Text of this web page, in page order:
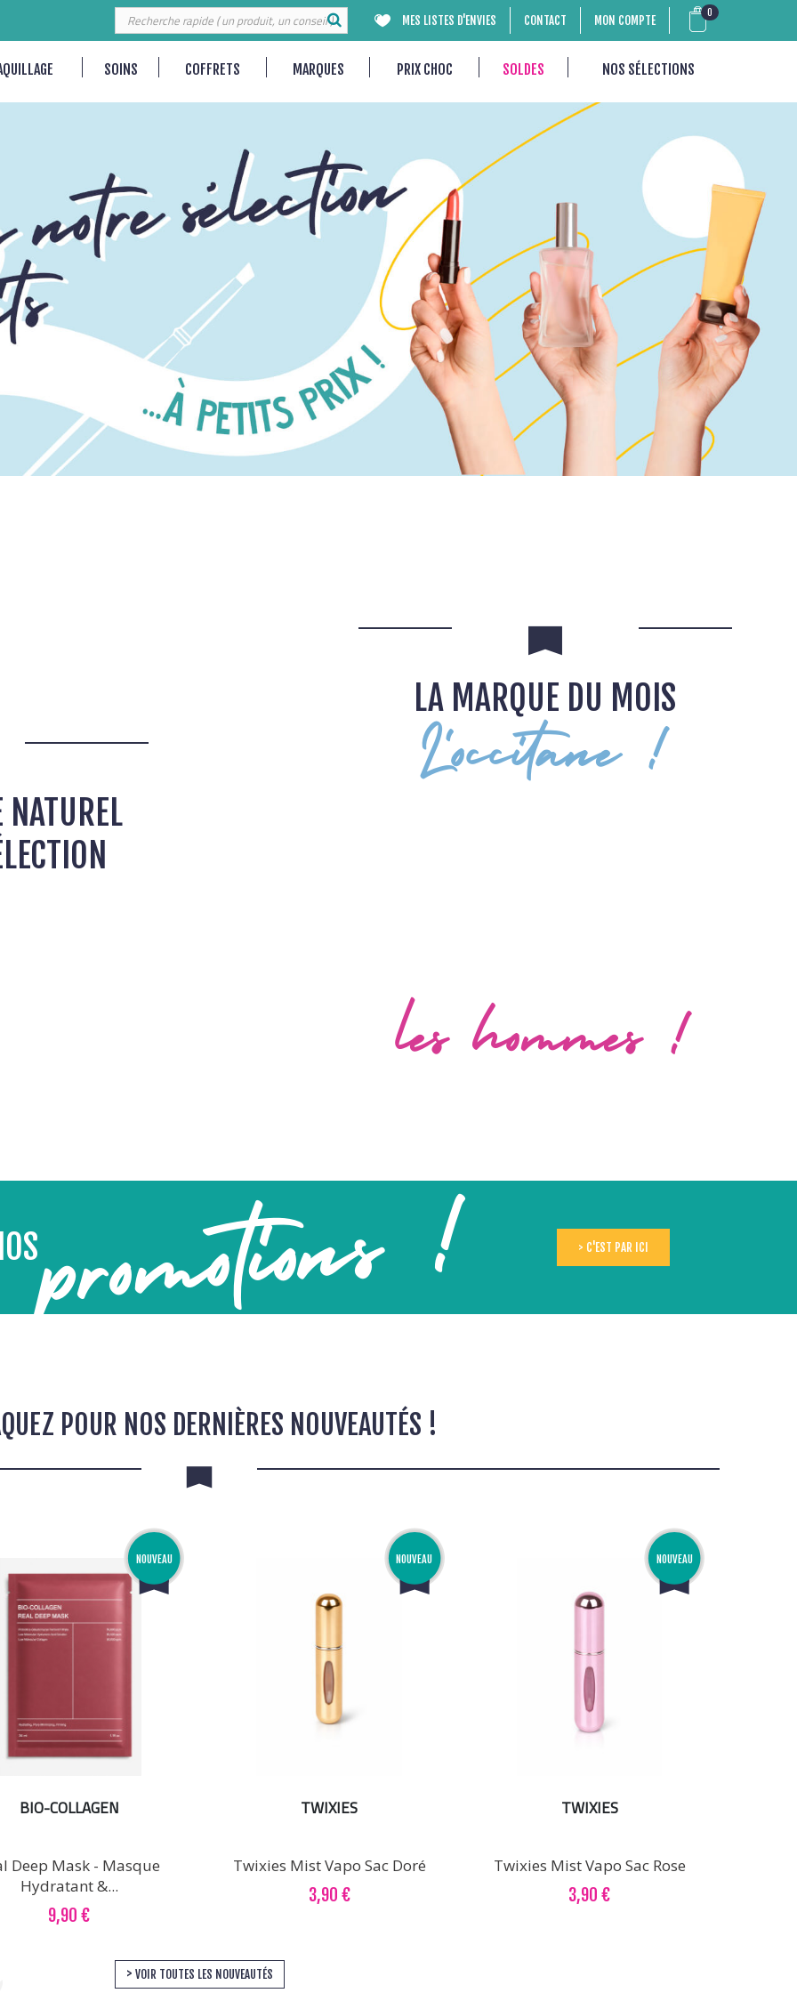
0
CONTACT MON COMPTE
MES LISTES D'ENVIES
SOINS COFFRETS MARQUES PRIX CHOC SOLDES NOS SÉLECTIONS
NATUREL
LA MARQUE DU MOIS
L'occitane !
les hommes !
promotions ! > C'EST PAR ICI
POUR NOS DERNIÈRES NOUVEAUTÉS !
NOUVEAU
BIO-COLLAGEN
Deep Mask - Masque
Hydratant &...
9,90 €
NOUVEAU
TWIXIES
Twixies Mist Vapo Sac Doré
3,90 €
NOUVEAU
TWIXIES
Twixies Mist Vapo Sac Rose
3,90 €
VOIR TOUTES LES NOUVEAUTÉS